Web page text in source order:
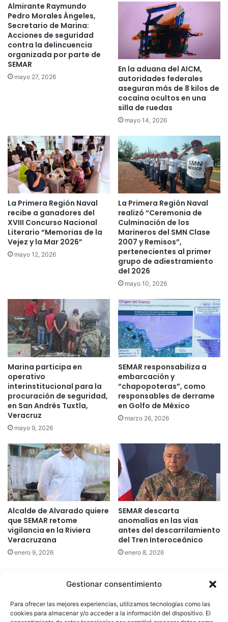
Gestionar consentimiento
Para ofrecer las mejores experiencias, utilizamos tecnologías como las
cookies para almacenar y/o acceder a la información del dispositivo. El
Almirante Raymundo
Pedro Morales Ángeles,
Secretario de Marina:
Acciones de seguridad
contra la delincuencia
organizada por parte de
SEMAR
mayo 27, 2026
En la aduana del AICM,
autoridades federales
aseguran más de 8 kilos de
cocaína ocultos en una
silla de ruedas
mayo 14, 2026
La Primera Región Naval
recibe a ganadores del
XVIII Concurso Nacional
Literario “Memorias de la
Vejez y la Mar 2026”
mayo 12, 2026
La Primera Región Naval
realizó “Ceremonia de
Culminación de los
Marineros del SMN Clase
2007 y Remisos”,
pertenecientes al primer
grupo de adiestramiento
del 2026
mayo 10, 2026
Marina participa en
operativo
interinstitucional para la
procuración de seguridad,
en San Andrés Tuxtla,
Veracruz
mayo 9, 2026
SEMAR responsabiliza a
embarcación y
“chapopoteras”, como
responsables de derrame
en Golfo de México
marzo 26, 2026
Alcalde de Alvarado quiere
que SEMAR retome
vigilancia en la Riviera
Veracruzana
enero 9, 2026
SEMAR descarta
anomalías en las vías
antes del descarrilamiento
del Tren Interoceánico
enero 8, 2026
derechos reservados